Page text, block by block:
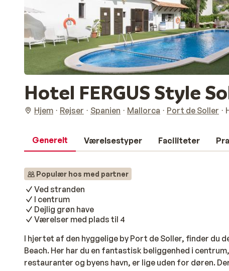
Hotel FERGUS Style
Hjem Rejser Spanien Mallorca Port de Soller
Generelt Værelsestyper Faciliteter
Populær hos med partner
Ved stranden
I centrum
Dejlig grøn have
Værelser med plads til 4
I hjertet af den hyggelige by Port de Soller, finder du
Beach. Her har du en fantastisk beliggenhed i
restauranter og byens havn, er lige uden for døren.